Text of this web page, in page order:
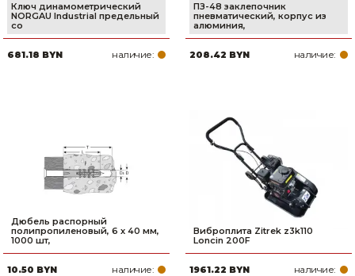
Ключ динамометрический
NORGAU Industrial предельный
со
681.18 BYN наличие:
ПЗ-48 заклепочник
пневматический, корпус из
алюминия,
208.42 BYN наличие:
Дюбель распорный
полипропиленовый, 6 x 40 мм,
1000 шт,
10.50 BYN наличие:
Виброплита Zitrek z3k110
Loncin 200F
1961.22 BYN наличие: